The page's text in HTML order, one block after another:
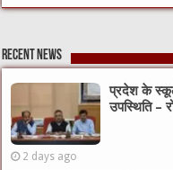
Recent News
प्रदेश के
उपस्थिति –
2 days ago